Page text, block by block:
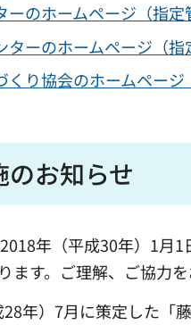
のホームページ（指
ターのホームページ（
り協会のホームペー
お知らせ
年（平成30年）1月
ます。ご理解、ご協力を
年）7月に策定した「